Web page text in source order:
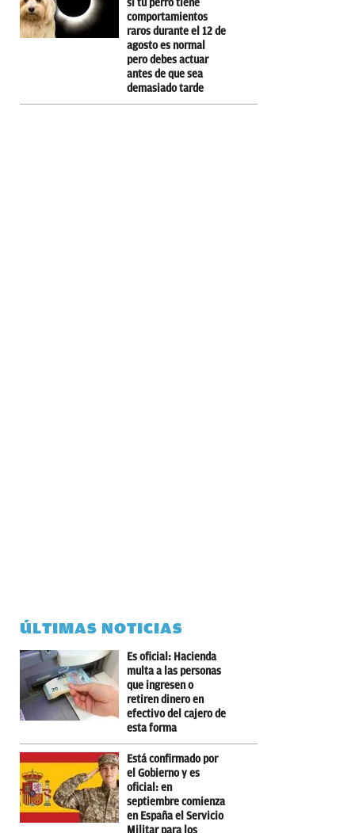
si tu perro tiene
comportamientos
raros durante el 12 de
agosto es normal
pero debes actuar
antes de que sea
demasiado tarde
ÚLTIMAS NOTICIAS
Es oficial: Hacienda
multa a las personas
que ingresen o
retiren dinero en
efectivo del cajero de
esta forma
Está confirmado por
el Gobierno y es
oficial: en
septiembre comienza
en España el Servicio
Militar para los